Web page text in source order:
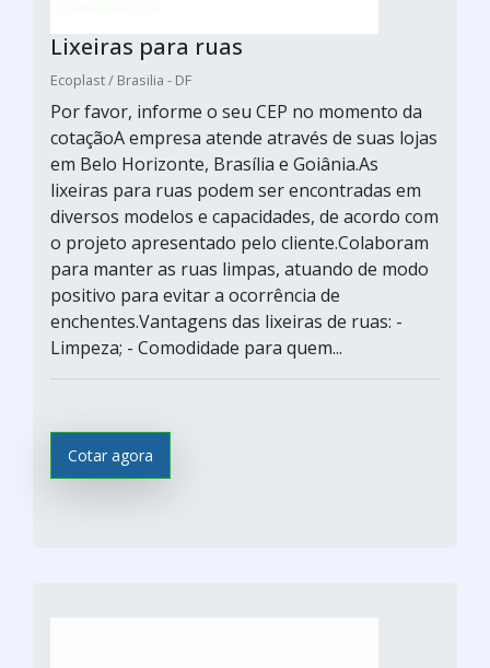
Lixeiras para ruas
Ecoplast / Brasilia - DF
Por favor, informe o seu CEP no momento da
cotaçãoA empresa atende através de suas lojas
em Belo Horizonte, Brasília e Goiânia.As
lixeiras para ruas podem ser encontradas em
diversos modelos e capacidades, de acordo com
o projeto apresentado pelo cliente.Colaboram
para manter as ruas limpas, atuando de modo
positivo para evitar a ocorrência de
enchentes.Vantagens das lixeiras de ruas: -
Limpeza; - Comodidade para quem...
Cotar agora